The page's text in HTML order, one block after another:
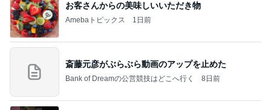
お客さんからの美味しいいただき物
Amebaトピックス 1日前
斎藤元彦がぶらぶら動画のアップを止めた
Bank of Dreamの公営競技はどこへ行く 8日前